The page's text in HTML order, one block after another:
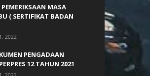
MASA
( SERTIFIKAT BADAN
2022
PENGADAAN
12 TAHUN 2021